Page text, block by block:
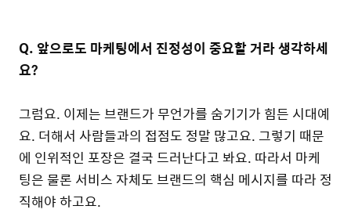
Q. 앞으로도 마케팅에서 진정성이 중요할 거라 생각하세
요?
그럼요. 이제는 브랜드가 무언가를 숨기기가 힘든 시대예
요. 더해서 사람들과의 접점도 정말 많고요. 그렇기 때문
에 인위적인 포장은 결국 드러난다고 봐요. 따라서 마케
팅은 물론 서비스 자체도 브랜드의 핵심 메시지를 따라 정
직해야 하고요.